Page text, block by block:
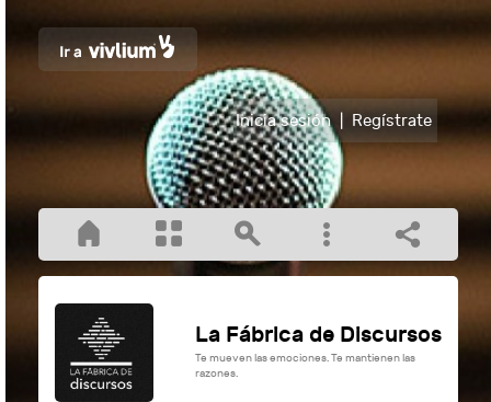
Inicia sesión Regístrate
La Fábrica de Discursos
Te mueven las emociones. Te mantienen las
razones.